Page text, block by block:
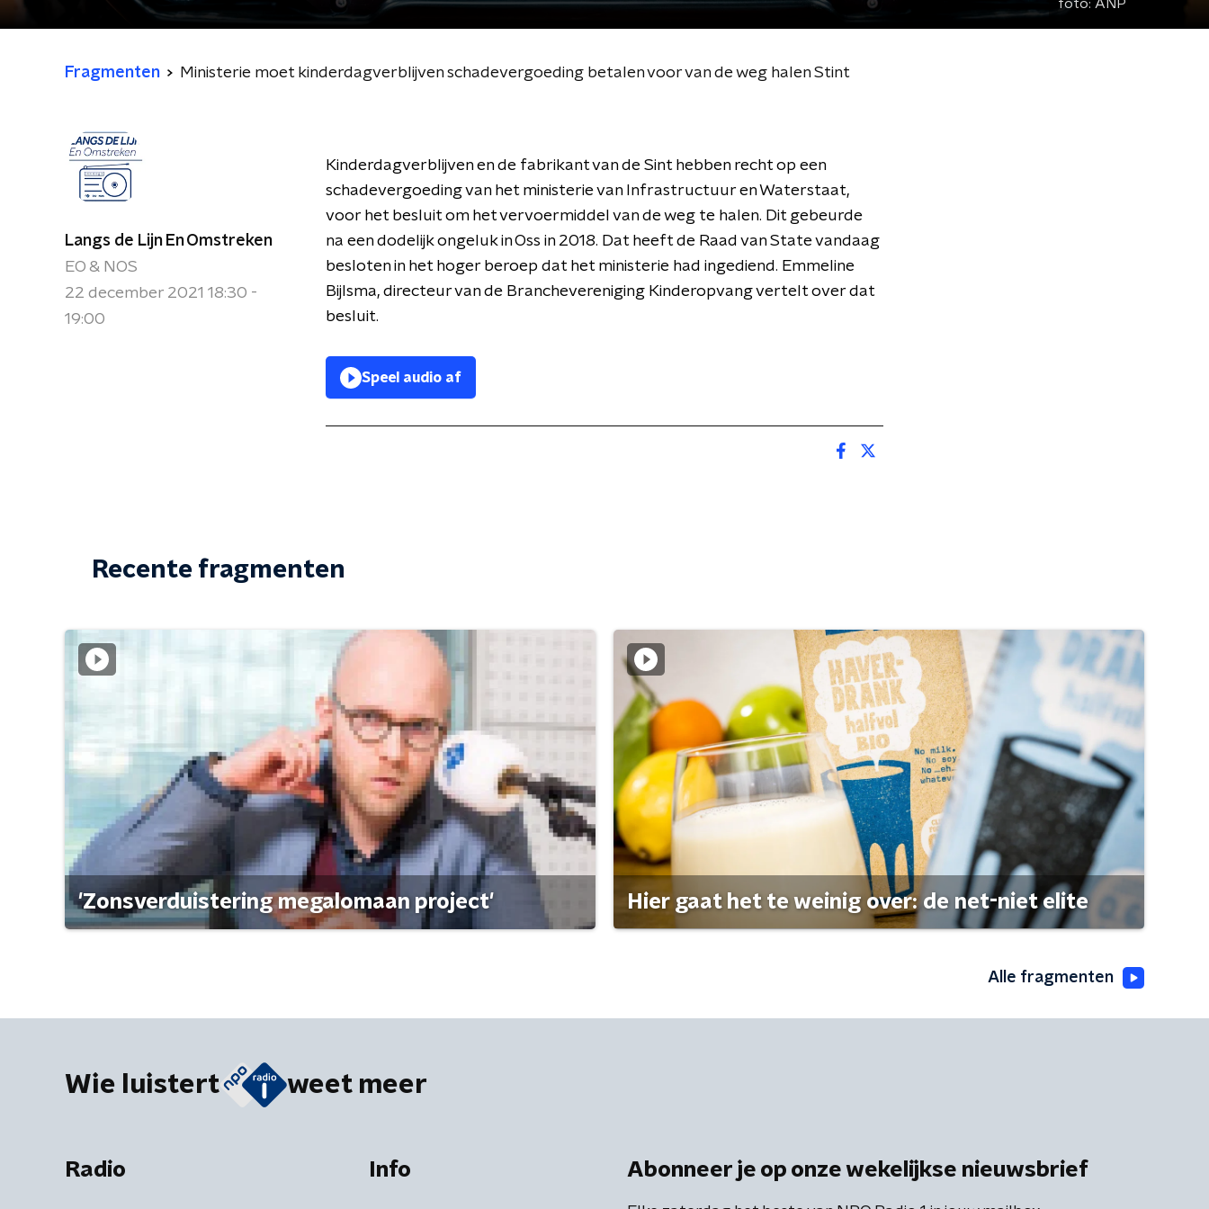
foto: ANP
Fragmenten Ministerie moet kinderdagverblijven schadevergoeding betalen voor van de weg halen Stint
Langs de Lijn En Omstreken
EO & NOS
22 december 2021 18:30 -
19:00
Kinderdagverblijven en de fabrikant van de Sint hebben recht op een
schadevergoeding van het ministerie van Infrastructuur en Waterstaat,
voor het besluit om het vervoermiddel van de weg te halen. Dit gebeurde
na een dodelijk ongeluk in Oss in 2018. Dat heeft de Raad van State vandaag
besloten in het hoger beroep dat het ministerie had ingediend. Emmeline
Bijlsma, directeur van de Branchevereniging Kinderopvang vertelt over dat
besluit.
Speel audio af
Recente fragmenten
'Zonsverduistering megalomaan project' Hier gaat het te weinig over: de net-niet elite
Alle fragmenten
Wie luistert weet meer
Radio Info Abonneer je op onze wekelijkse nieuwsbrief